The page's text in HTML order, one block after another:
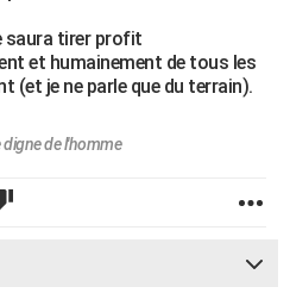
saura tirer profit
et humainement de tous les
(et je ne parle que du terrain).
digne de l'homme